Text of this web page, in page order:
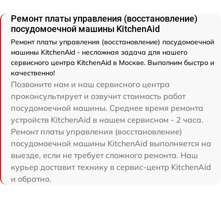
Ремонт платы управления (восстановление)
посудомоечной машины KitchenAid
Ремонт платы управления (восстановление) посудомоечной
машины KitchenAid - несложная задача для нашего
сервисного центра KitchenAid в Москве. Выполним быстро и
качественно!
Позвоните нам и наш сервисного центра
проконсультирует и озвучит стоимость работ
посудомоечной машины. Среднее время ремонта
устройств KitchenAid в нашем сервисном - 2 часа.
Ремонт платы управления (восстановление)
посудомоечной машины KitchenAid выполняется на
выезде, если не требует сложного ремонта. Наш
курьер доставит технику в сервис-центр KitchenAid
и обратно.